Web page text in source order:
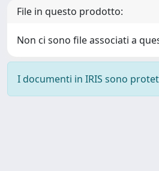
File in questo prodotto:
Non ci sono file associati a
I documenti in IRIS sono